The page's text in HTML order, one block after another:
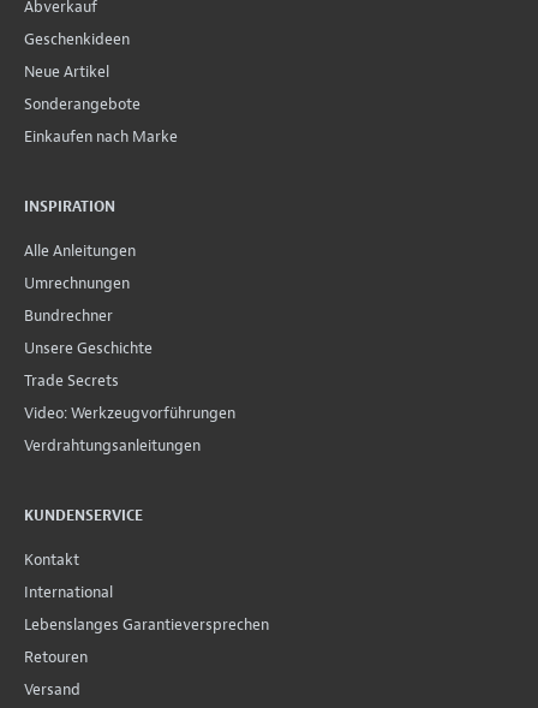
Abverkauf
Geschenkideen
Neue Artikel
Sonderangebote
Einkaufen nach Marke
INSPIRATION
Alle Anleitungen
Umrechnungen
Bundrechner
Unsere Geschichte
Trade Secrets
Video: Werkzeugvorführungen
Verdrahtungsanleitungen
KUNDENSERVICE
Kontakt
International
Lebenslanges Garantieversprechen
Retouren
Versand